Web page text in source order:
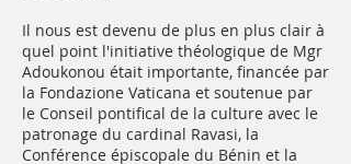
Il nous est devenu de plus en plus clair à
quel point l'initiative théologique de Mgr
Adoukonou était importante, financée par
la Fondazione Vaticana et soutenue par
le Conseil pontifical de la culture avec le
patronage du cardinal Ravasi, la
Conférence épiscopale du Bénin et la